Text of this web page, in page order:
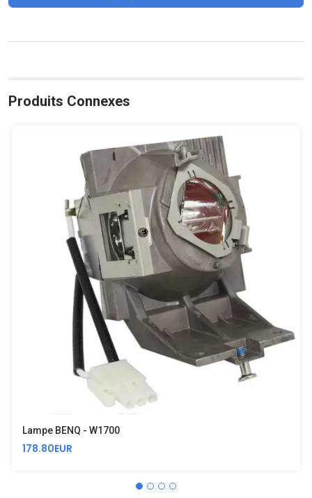
Produits Connexes
Lampe BENQ - W1700
178.80EUR